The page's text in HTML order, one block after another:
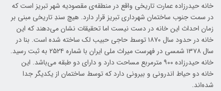
خانه حیدرزاده عمارت تاریخی واقع در منطقه‌ی مقصودیه شهر تبریز است که
در سمت جنوب ساختمان شهرداری تبریز قرار دارد. هیچ سندِ تاریخی مبنی بر
زمان احداث این خانه در دست نیست اما تحقیقات نشان می‌دهند که این
خانه در حدود سال ۱۸۷۰ توسط حاجی حبیب لک ساخته شده است. بنا در
سال ۱۳۷۸ شمسی در فهرست میراث ملی ایران با شماره ۲۵۲۴ به ثبت رسید.
خانه حیدرزاده ۹۰۰ مترمربع مساحت دارد و دارای دو طبقه می‌باشد. این
خانه دو حیاط اندرونی و بیرونی دارد که توسط ساختمان از یکدیگر جدا
شده‌اند.